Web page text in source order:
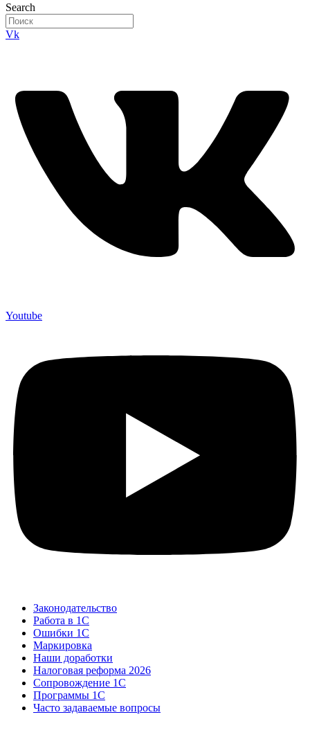
Search
Vk
Youtube
Законодательство
Работа в 1С
Ошибки 1С
Маркировка
Наши доработки
Налоговая реформа 2026
Сопровождение 1С
Программы 1С
Часто задаваемые вопросы